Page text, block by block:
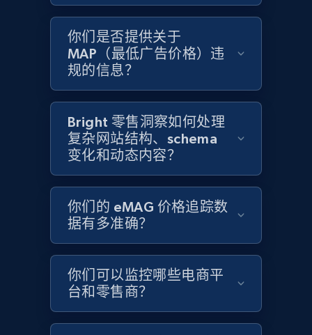
Amazon products global dataset -
Collecting products by keyword search
Title, Seller name, Brand, Description, Initial
price, Currency, Availability, Reviews count, and
2.1K+ 立即开始
Amazon products global dataset - Collects
products by best sellers category URL
你们是否提供关于
MAP（最低广告价格）违
规的信息？
Bright 零售洞察如何处理
复杂网站结构、schema
变化和动态内容？
你们的 eMAG 价格追踪数
据有多准确？
你们可以监控哪些电商平
台和零售商？